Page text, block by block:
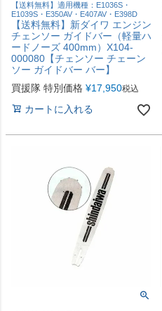
【送料無料】適用機種：E1036S・
E1039S・E350AV・E407AV・E398D
【送料無料】新ダイワ エンジン
チェンソー ガイドバー（軽量ハ
ードノーズ 400mm）X104-
000080【チェンソー チェーン
ソー ガイドバー バー】
買援隊 特別価格 ¥17,950税込
カートに入れる